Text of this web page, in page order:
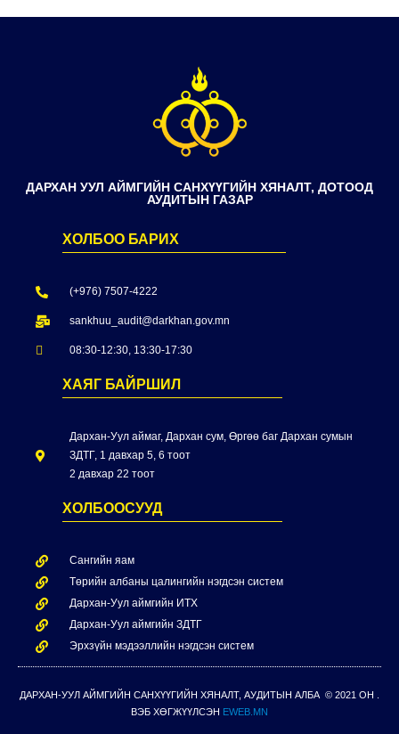
ДАРХАН УУЛ АЙМГИЙН САНХҮҮГИЙН ХЯНАЛТ, ДОТООД
АУДИТЫН ГАЗАР
ХОЛБОО БАРИХ
(+976) 7507-4222
sankhuu_audit@darkhan.gov.mn
08:30-12:30, 13:30-17:30
ХАЯГ БАЙРШИЛ
Дархан-Уул аймаг, Дархан сум, Өргөө баг Дархан сумын
ЗДТГ, 1 давхар 5, 6 тоот
2 давхар 22 тоот
ХОЛБООСУУД
Сангийн яам
Төрийн албаны цалингийн нэгдсэн систем
Дархан-Уул аймгийн ИТХ
Дархан-Уул аймгийн ЗДТГ
Эрхзүйн мэдээллийн нэгдсэн систем
ДАРХАН-УУЛ АЙМГИЙН САНХҮҮГИЙН ХЯНАЛТ, АУДИТЫН АЛБА © 2021 ОН .
ВЭБ ХӨГЖҮҮЛСЭН EWEB.MN